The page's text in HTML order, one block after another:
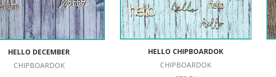
HELLO DECEMBER
CHIPBOARDOK
HELLO CHIPBOARDOK
CHIPBOARDOK